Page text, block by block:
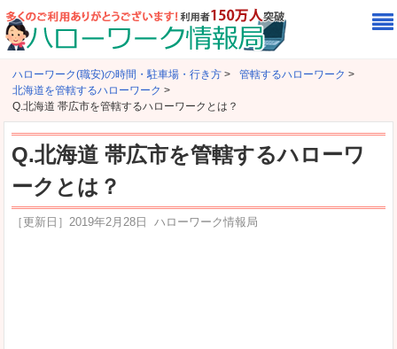
ハローワーク(職安)の時間・駐車場・行き方 > 管轄するハローワーク >
北海道を管轄するハローワーク >
Q.北海道 帯広市を管轄するハローワークとは？
Q.北海道 帯広市を管轄するハローワ
ークとは？
［更新日］ 2019年2月28日 ハローワーク情報局